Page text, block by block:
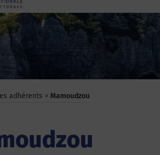
adhérents > Mamoudzou